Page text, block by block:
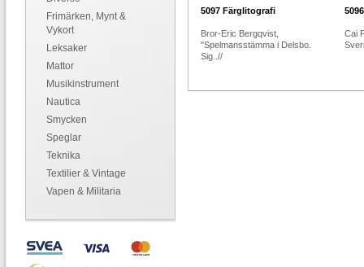
Frimärken, Mynt &
Vykort
Leksaker
Mattor
Musikinstrument
Nautica
Smycken
Speglar
Teknika
Textilier & Vintage
Vapen & Militaria
5097 Färglitografi
Bror-Eric Bergqvist,
"Spelmansstämma i Delsbo.
Sig..//
5096
Cai